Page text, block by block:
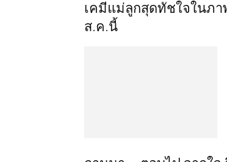
เคมีแม่ลูกสุดทัชใจในภา
ส.ค.นี้